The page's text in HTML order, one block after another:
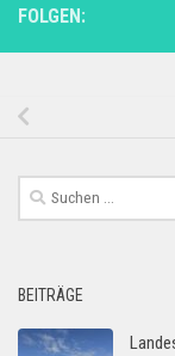
FOLGEN:
Suchen
nach:
BEITRÄGE